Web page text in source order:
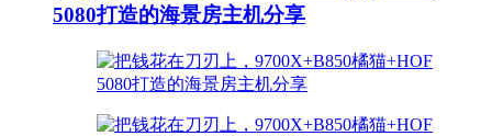
5080打造的海景房主机分享